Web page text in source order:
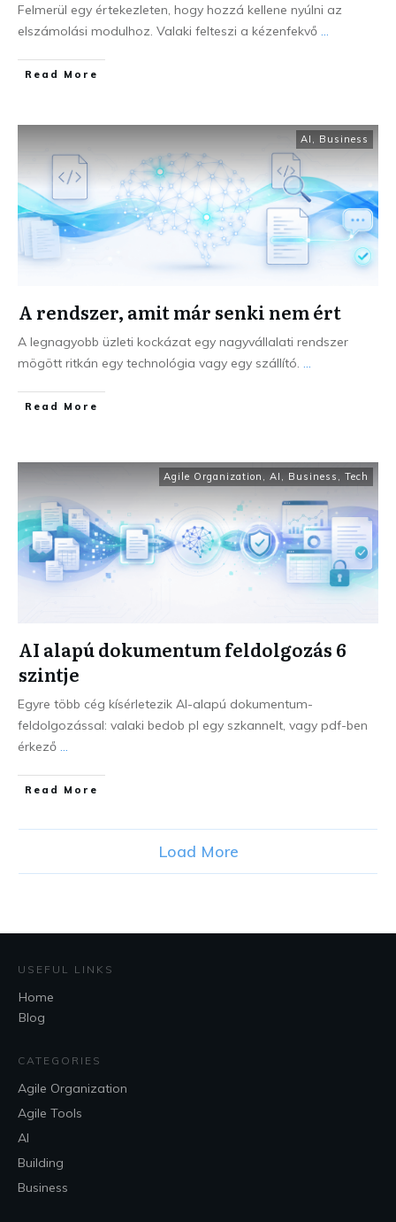
Felmerül egy értekezleten, hogy hozzá kellene nyúlni az
elszámolási modulhoz. Valaki felteszi a kézenfekvő ...
Read More
AI Business
A rendszer, amit már senki nem ért
A legnagyobb üzleti kockázat egy nagyvállalati rendszer
mögött ritkán egy technológia vagy egy szállító. ...
Read More
Agile Organization AI Business Tech
AI alapú dokumentum feldolgozás 6
szintje
Egyre több cég kísérletezik AI-alapú dokumentum-
feldolgozással: valaki bedob pl egy szkannelt, vagy pdf-ben
érkező ...
Read More
Load More
USEFUL LINKS
Home
Blog
CATEGORIES
Agile Organization
Agile Tools
AI
Building
Business